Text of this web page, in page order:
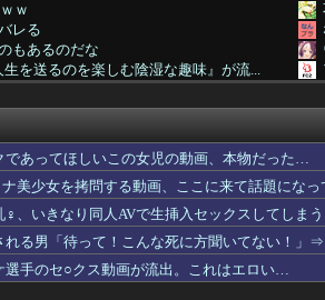
ｗ
レる
もあるのだな
を送るのを楽しむ陰湿な趣味』が流...
を見るとクラッシュする不具合が発...
ｗｗｗｗｗｗ
から石川昂弥の2点タイムリー...
、10奪三振自責点0で負ける
す
であってほしいこの女児の動画、本物だった…
美少女を拷問する動画、ここに来て話題になっ
♀、いきなり同人AVで生挿入セックスしてしま
れる男「待って！こんな死に方聞いてない！」
選手のセ○クス動画が流出。これはエロい…